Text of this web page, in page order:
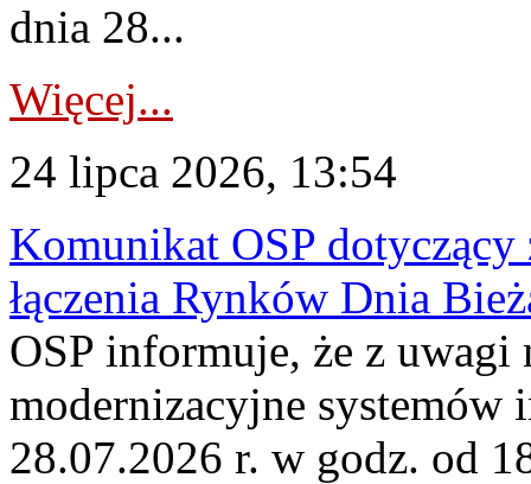
dnia 28...
Więcej...
24 lipca 2026, 13:54
Komunikat OSP dotyczący
łączenia Rynków Dnia
OSP informuje, że z uwagi
modernizacyjne
28.07.2026 r. w godz. od